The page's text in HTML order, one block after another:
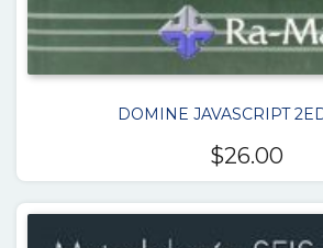
DOMINE JAVASCRIPT
$26.00